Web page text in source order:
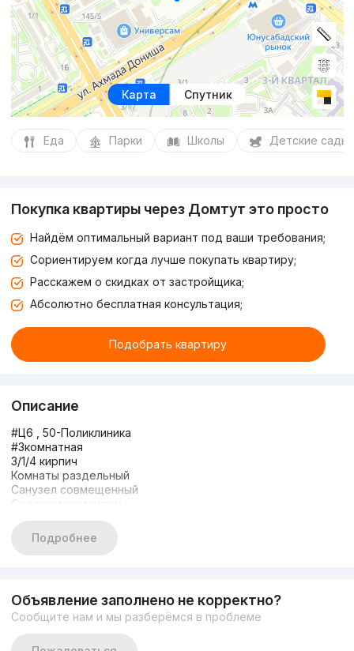
Карта Спутник
Еда Парки Школы Детские сады
Покупка квартиры через Домтут это просто
Найдём оптимальный вариант под ваши требования;
Сориентируем когда лучше покупать квартиру;
Расскажем о скидках от застройщика;
Абсолютно бесплатная консультация;
Подобрать квартиру
Описание
#Ц6 , 50-Поликлиника
#3комнатная
3/1/4 кирпич
Комнаты раздельный
Санузел совмещенный
Средним ремонтом
Не торец
Общ пл 70м*2
Подробнее
Объявление заполнено не корректно?
Сообщите нам и мы разберёмся в проблеме